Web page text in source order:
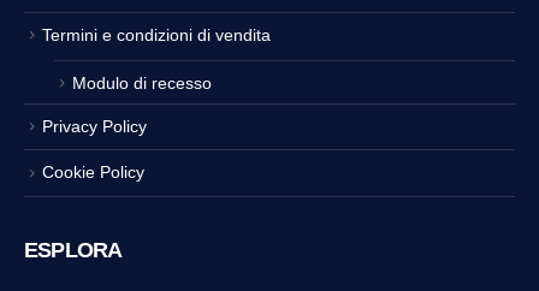
Termini e condizioni di vendita
Modulo di recesso
Privacy Policy
Cookie Policy
ESPLORA